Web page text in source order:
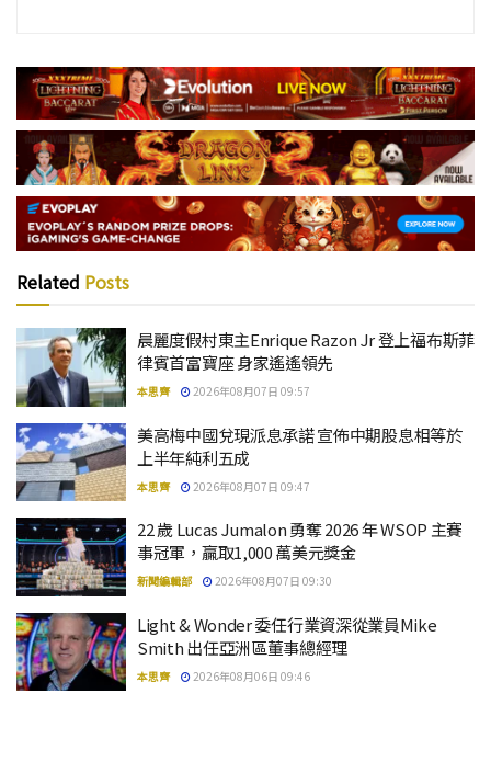
Related Posts
晨麗度假村東主Enrique Razon Jr 登上福布斯菲
律賓首富寶座 身家遙遙領先
本思齊 2026年08月07日 09:57
美高梅中國兌現派息承諾 宣佈中期股息相等於
上半年純利五成
本思齊 2026年08月07日 09:47
22 歲 Lucas Jumalon 勇奪 2026 年 WSOP 主賽
事冠軍，贏取1,000 萬美元獎金
新聞編輯部 2026年08月07日 09:30
Light & Wonder 委任行業資深從業員Mike
Smith 出任亞洲區董事總經理
本思齊 2026年08月06日 09:46